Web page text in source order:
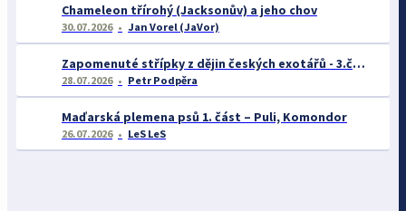
Chameleon třírohý (Jacksonův) a jeho chov
30.07.2026 Jan Vorel (JaVor)
Zapomenuté střípky z dějin českých exotářů - 3.část
28.07.2026 Petr Podpěra
Maďarská plemena psů 1. část – Puli, Komondor
26.07.2026 LeS LeS